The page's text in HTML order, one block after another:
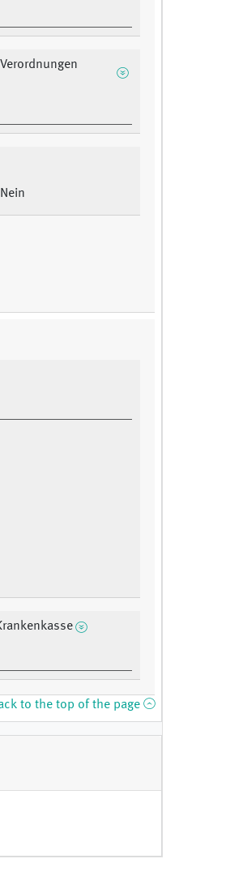
Nein
to the top of the page